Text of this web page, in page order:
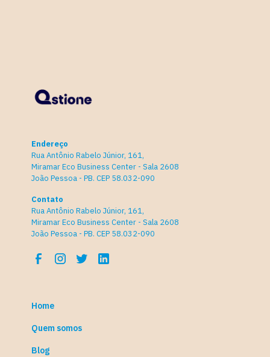
Endereço
Rua Antônio Rabelo Júnior, 161,
Miramar Eco Business Center - Sala 2608
João Pessoa - PB. CEP 58.032-090
Contato
Rua Antônio Rabelo Júnior, 161,
Miramar Eco Business Center - Sala 2608
João Pessoa - PB. CEP 58.032-090
Home
Quem somos
Blog